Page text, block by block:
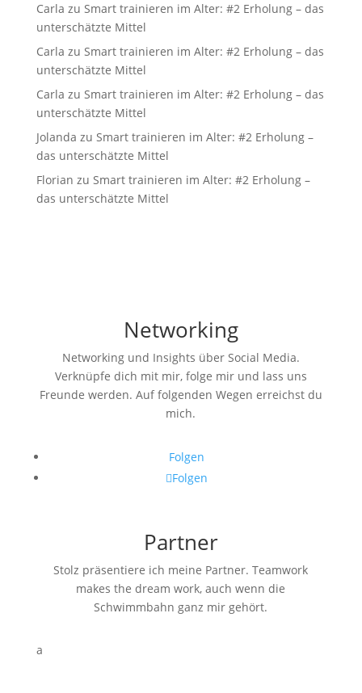
Carla zu Smart trainieren im Alter: #2 Erholung – das
unterschätzte Mittel
Carla zu Smart trainieren im Alter: #2 Erholung – das
unterschätzte Mittel
Carla zu Smart trainieren im Alter: #2 Erholung – das
unterschätzte Mittel
Jolanda zu Smart trainieren im Alter: #2 Erholung –
das unterschätzte Mittel
Florian zu Smart trainieren im Alter: #2 Erholung –
das unterschätzte Mittel
Networking
Networking und Insights über Social Media.
Verknüpfe dich mit mir, folge mir und lass uns
Freunde werden. Auf folgenden Wegen erreichst du
mich.
Folgen
Folgen
Partner
Stolz präsentiere ich meine Partner. Teamwork
makes the dream work, auch wenn die
Schwimmbahn ganz mir gehört.
a